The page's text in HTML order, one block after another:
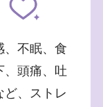
、不眠、食
、頭痛、吐
ど、ストレ